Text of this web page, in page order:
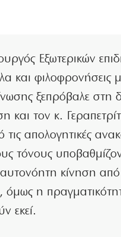
Εξωτερικών
και φιλοφρονήσεις
ξεπρόβαλε στη
και τον κ.
απολογητικές
τόνους
κίνηση
όμως η
εκεί.